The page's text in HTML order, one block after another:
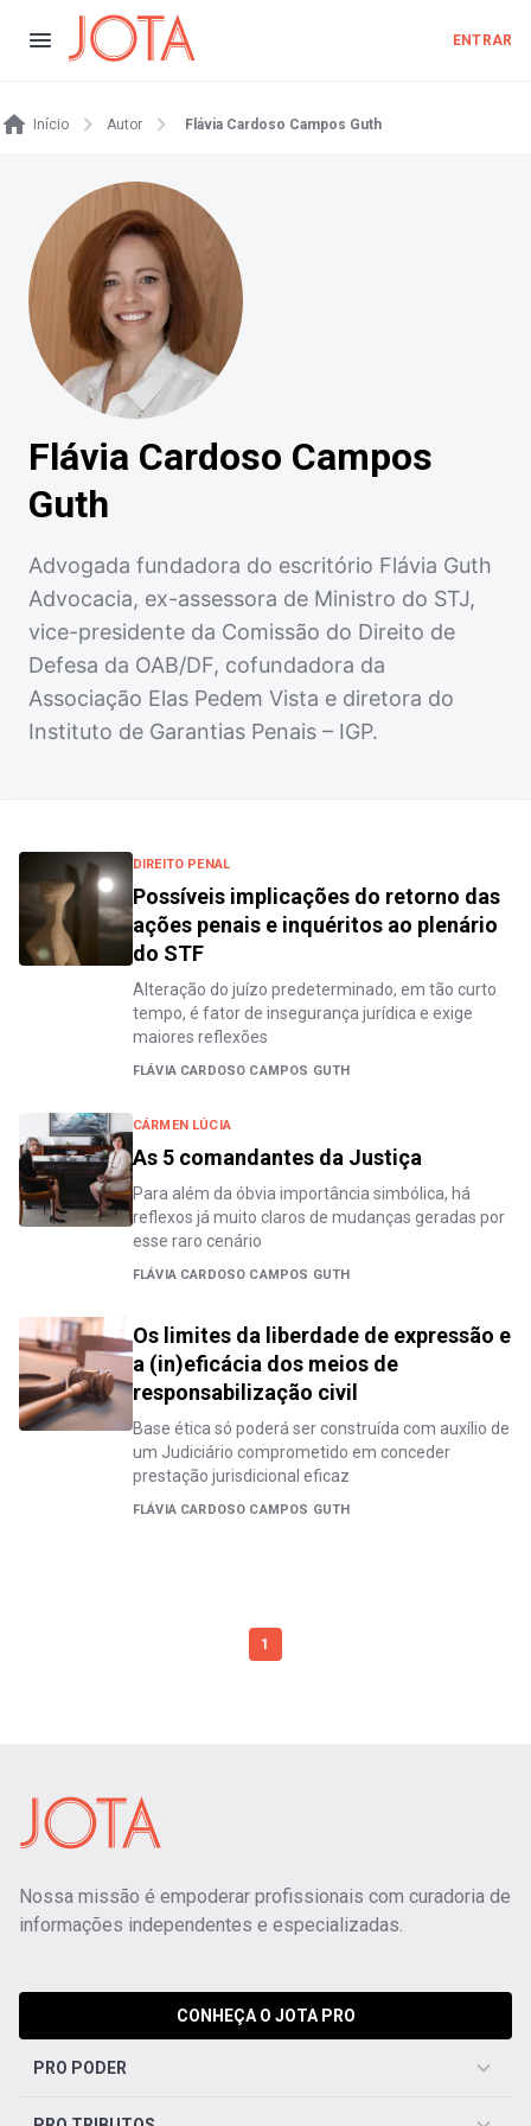
ENTRAR
Início Autor Flávia Cardoso Campos Guth
Flávia Cardoso Campos
Guth
Advogada fundadora do escritório Flávia Guth
Advocacia, ex-assessora de Ministro do STJ,
vice-presidente da Comissão do Direito de
Defesa da OAB/DF, cofundadora da
Associação Elas Pedem Vista e diretora do
Instituto de Garantias Penais – IGP.
DIREITO PENAL
Possíveis implicações do retorno das
ações penais e inquéritos ao plenário
do STF
Alteração do juízo predeterminado, em tão curto
tempo, é fator de insegurança jurídica e exige
maiores reflexões
FLÁVIA CARDOSO CAMPOS GUTH
CÁRMEN LÚCIA
As 5 comandantes da Justiça
Para além da óbvia importância simbólica, há
reflexos já muito claros de mudanças geradas por
esse raro cenário
FLÁVIA CARDOSO CAMPOS GUTH
Os limites da liberdade de expressão e
a (in)eficácia dos meios de
responsabilização civil
Base ética só poderá ser construída com auxílio de
um Judiciário comprometido em conceder
prestação jurisdicional eficaz
FLÁVIA CARDOSO CAMPOS GUTH
1
Nossa missão é empoderar profissionais com curadoria de
informações independentes e especializadas.
CONHEÇA O JOTA PRO
PRO PODER